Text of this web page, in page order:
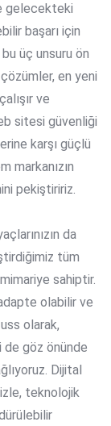
gelecekteki
başarı için
üç unsuru ön
en yeni
ve
sitesi güvenliği
karşı güçlü
markanızın
pekiştiririz.
da
tüm
sahiptir.
olabilir ve
olarak,
de göz önünde
Dijital
teknolojik